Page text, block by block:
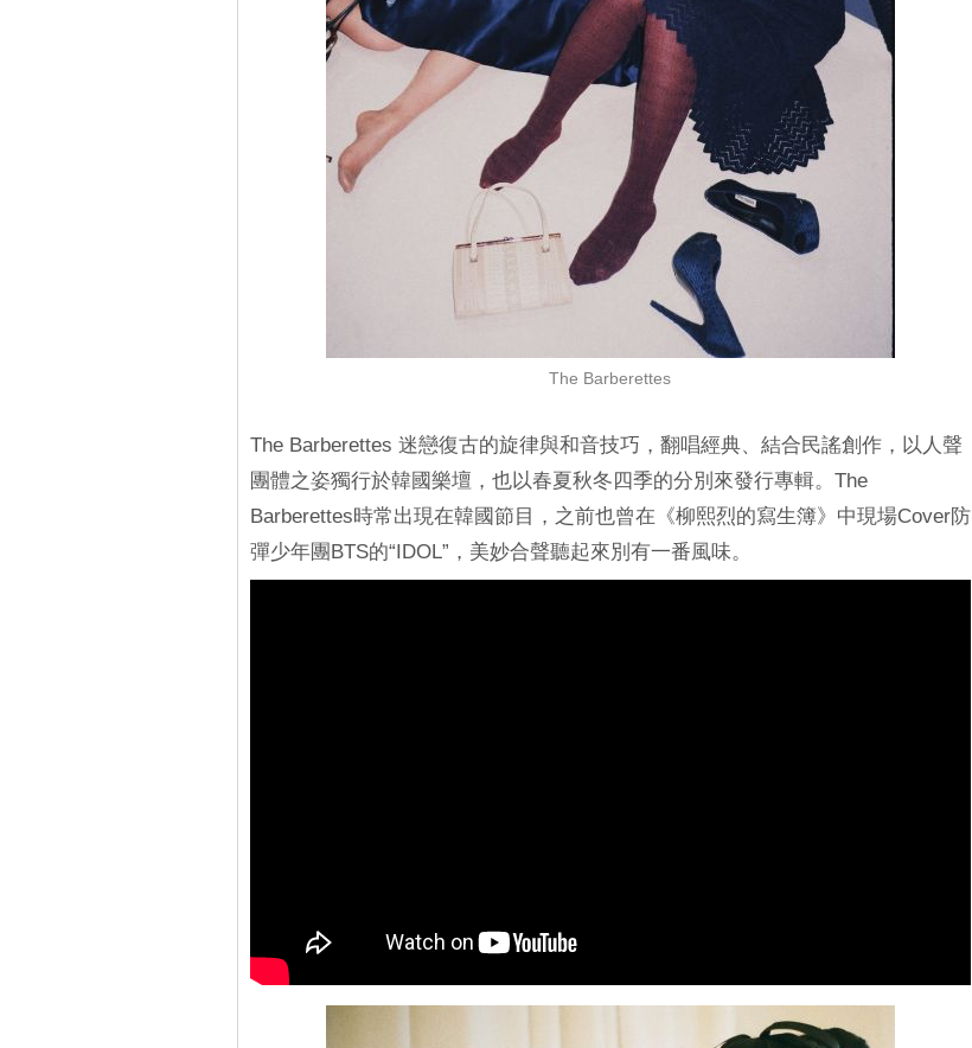
The Barberettes
The Barberettes 迷戀復古的旋律與和音技巧，翻唱經典、結合民謠創作，以人聲
團體之姿獨行於韓國樂壇，也以春夏秋冬四季的分別來發行專輯。The
Barberettes時常出現在韓國節目，之前也曾在《柳熙烈的寫生簿》中現場Cover防
彈少年團BTS的“IDOL”，美妙合聲聽起來別有一番風味。